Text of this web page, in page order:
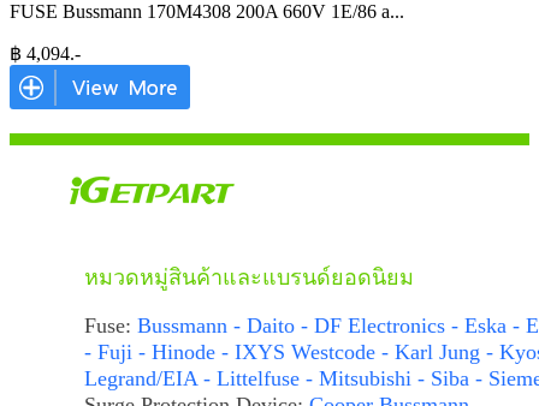
FUSE Bussmann 170M4308 200A 660V 1E/86 a...
฿ 4,094.-
หมวดหมู่สินค้าและแบรนด์ยอดนิยม
Fuse: Bussmann - Daito - DF Electronics - Eska -
- Fuji - Hinode - IXYS Westcode - Karl Jung -
Legrand/EIA - Littelfuse - Mitsubishi - Siba -